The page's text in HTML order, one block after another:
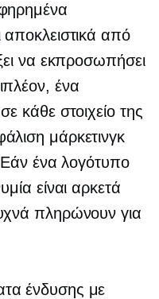
αποκλειστικά από
να εκπροσωπήσει
ένα
κάθε στοιχείο της
μάρκετινγκ
Εάν ένα λογότυπο
είναι αρκετά
πληρώνουν για
ένδυσης με